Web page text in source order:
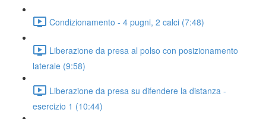
Condizionamento - 4 pugni, 2 calci (7:48)
Liberazione da presa al polso con posizionamento
laterale (9:58)
Liberazione da presa su difendere la distanza -
esercizio 1 (10:44)